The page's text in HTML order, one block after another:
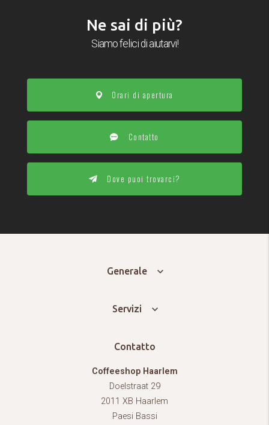
Ne sai di più?
Siamo felici di aiutarvi!
Orari di apertura
Contatto
Dove puoi trovarci?
Generale
Servizi
Contatto
Coffeeshop Haarlem
Doelstraat 29
2011 XB Haarlem
Paesi Bassi